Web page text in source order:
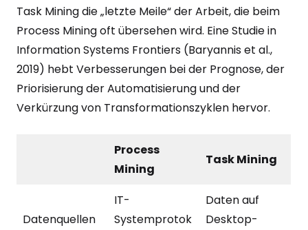
Task Mining die „letzte Meile“ der Arbeit, die beim
Process Mining oft übersehen wird. Eine Studie in
Information Systems Frontiers (Baryannis et al.,
2019) hebt Verbesserungen bei der Prognose, der
Priorisierung der Automatisierung und der
Verkürzung von Transformationszyklen hervor.
Process
Mining
Task Mining
Datenquellen
IT-
Systemprotok
Daten auf
Desktop-